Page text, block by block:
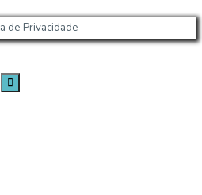
de Privacidade